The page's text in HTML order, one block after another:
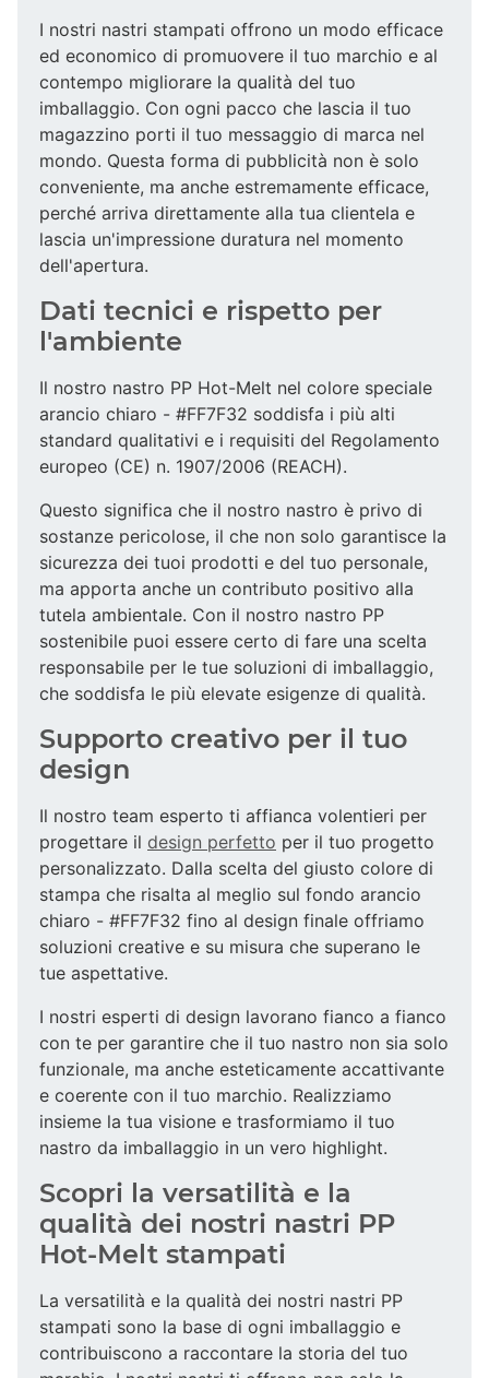
I nostri nastri stampati offrono un modo efficace
ed economico di promuovere il tuo marchio e al
contempo migliorare la qualità del tuo
imballaggio. Con ogni pacco che lascia il tuo
magazzino porti il tuo messaggio di marca nel
mondo. Questa forma di pubblicità non è solo
conveniente, ma anche estremamente efficace,
perché arriva direttamente alla tua clientela e
lascia un'impressione duratura nel momento
dell'apertura.
Dati tecnici e rispetto per
l'ambiente
Il nostro nastro PP Hot-Melt nel colore speciale
arancio chiaro - #FF7F32 soddisfa i più alti
standard qualitativi e i requisiti del Regolamento
europeo (CE) n. 1907/2006 (REACH).
Questo significa che il nostro nastro è privo di
sostanze pericolose, il che non solo garantisce la
sicurezza dei tuoi prodotti e del tuo personale,
ma apporta anche un contributo positivo alla
tutela ambientale. Con il nostro nastro PP
sostenibile puoi essere certo di fare una scelta
responsabile per le tue soluzioni di imballaggio,
che soddisfa le più elevate esigenze di qualità.
Supporto creativo per il tuo
design
Il nostro team esperto ti affianca volentieri per
progettare il design perfetto per il tuo progetto
personalizzato. Dalla scelta del giusto colore di
stampa che risalta al meglio sul fondo arancio
chiaro - #FF7F32 fino al design finale offriamo
soluzioni creative e su misura che superano le
tue aspettative.
I nostri esperti di design lavorano fianco a fianco
con te per garantire che il tuo nastro non sia solo
funzionale, ma anche esteticamente accattivante
e coerente con il tuo marchio. Realizziamo
insieme la tua visione e trasformiamo il tuo
nastro da imballaggio in un vero highlight.
Scopri la versatilità e la
qualità dei nostri nastri PP
Hot-Melt stampati
La versatilità e la qualità dei nostri nastri PP
stampati sono la base di ogni imballaggio e
contribuiscono a raccontare la storia del tuo